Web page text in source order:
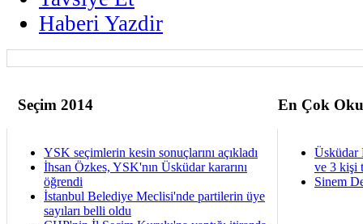
Haberi Yazdir
Seçim 2014 En Çok
YSK seçimlerin kesin sonuçlarını açıkladı
İhsan Özkes, YSK'nın Üsküdar kararını
öğrendi
İstanbul Belediye Meclisi'nde partilerin üye
sayıları belli oldu
Üsküdar
ve 3 kişi
Sinem